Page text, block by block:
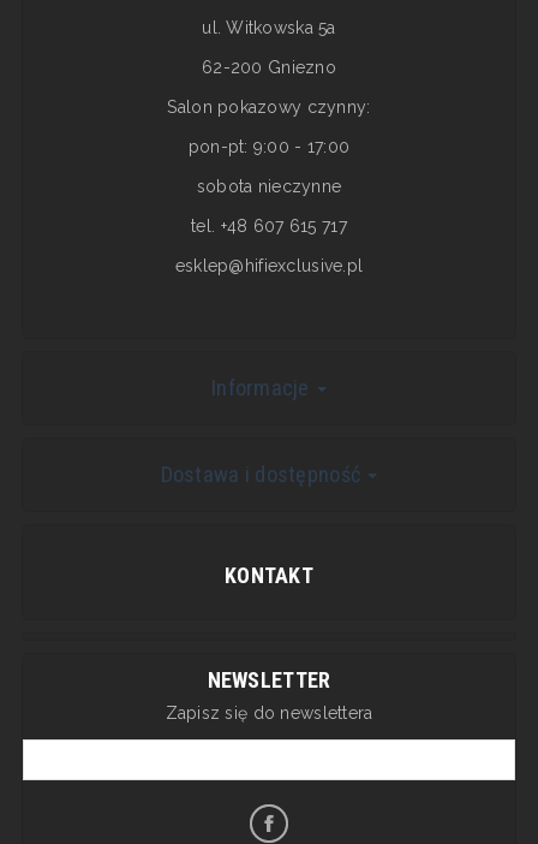
ul. Witkowska 5a
62-200 Gniezno
Salon pokazowy czynny:
pon-pt: 9:00 - 17:00
sobota nieczynne
tel. +48 607 615 717
esklep@hifiexclusive.pl
Informacje
Dostawa i dostępność
KONTAKT
NEWSLETTER
Zapisz się do newslettera